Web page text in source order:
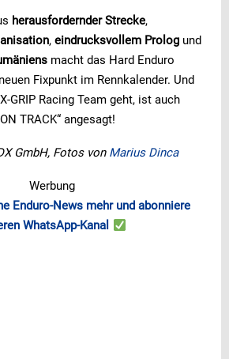
herausfordernder Strecke,
, eindrucksvollem Prolog und
macht das Hard Enduro
Fixpunkt im Rennkalender. Und
GRIP Racing Team geht, ist auch
TRACK“ angesagt!
GmbH, Fotos von Marius Dinca
Werbung
Enduro-News mehr und abonniere
WhatsApp-Kanal